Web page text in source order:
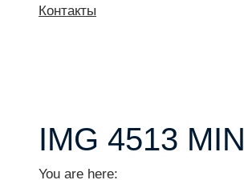
Контакты
IMG 4513 MIN
You are here: